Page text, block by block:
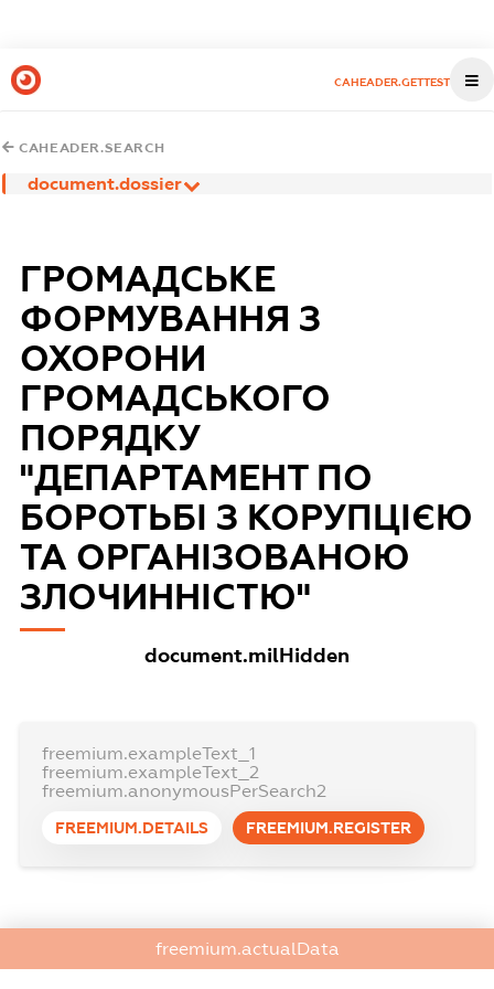
CAHEADER.GETTEST
CAHEADER.SEARCH
document.dossier
ГРОМАДСЬКЕ
ФОРМУВАННЯ З
ОХОРОНИ
ГРОМАДСЬКОГО
ПОРЯДКУ
"ДЕПАРТАМЕНТ ПО
БОРОТЬБІ З КОРУПЦІЄЮ
ТА ОРГАНІЗОВАНОЮ
ЗЛОЧИННІСТЮ"
document.milHidden
freemium.exampleText_1
freemium.exampleText_2
freemium.anonymousPerSearch2
FREEMIUM.DETAILS FREEMIUM.REGISTER
freemium.actualData